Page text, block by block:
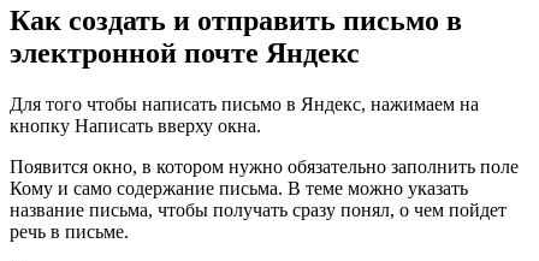
Как создать и отправить письмо в
электронной почте Яндекс
Для того чтобы написать письмо в Яндекс, нажимаем на
кнопку Написать вверху окна.
Появится окно, в котором нужно обязательно заполнить поле
Кому и само содержание письма. В теме можно указать
название письма, чтобы получать сразу понял, о чем пойдет
речь в письме.